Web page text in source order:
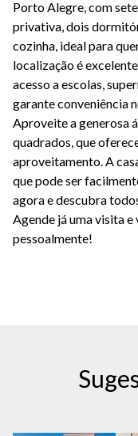
Porto Alegre, com
privativa, dois
cozinha, ideal para
localização é
acesso a escolas,
garante conveniência
Aproveite a generosa
quadrados, que
aproveitamento. A
que pode ser
agora e descubra
Agende já uma visita
pessoalmente!